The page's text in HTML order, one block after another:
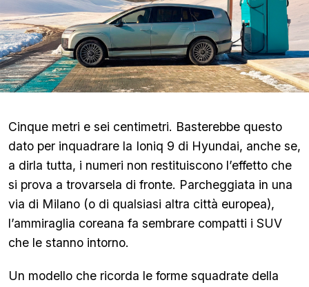
Cinque metri e sei centimetri. Basterebbe questo
dato per inquadrare la Ioniq 9 di Hyundai, anche se,
a dirla tutta, i numeri non restituiscono l’effetto che
si prova a trovarsela di fronte. Parcheggiata in una
via di Milano (o di qualsiasi altra città europea),
l’ammiraglia coreana fa sembrare compatti i SUV
che le stanno intorno.
Un modello che ricorda le forme squadrate della